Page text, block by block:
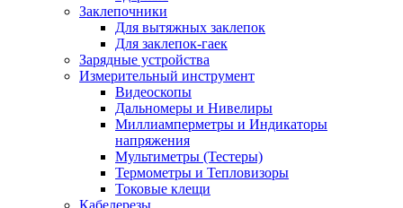
Заклепочники
Для вытяжных заклепок
Для заклепок-гаек
Зарядные устройства
Измерительный инструмент
Видеоскопы
Дальномеры и Нивелиры
Миллиамперметры и Индикаторы
напряжения
Мультиметры (Тестеры)
Термометры и Тепловизоры
Токовые клещи
Кабелерезы